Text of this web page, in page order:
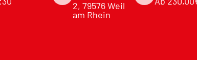
2, 79576 Weil
am Rhein